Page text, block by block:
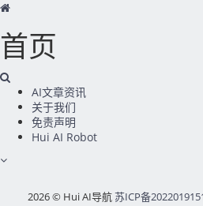
首页
AI文章资讯
关于我们
免责声明
Hui AI Robot
2026 © Hui AI导航苏ICP备